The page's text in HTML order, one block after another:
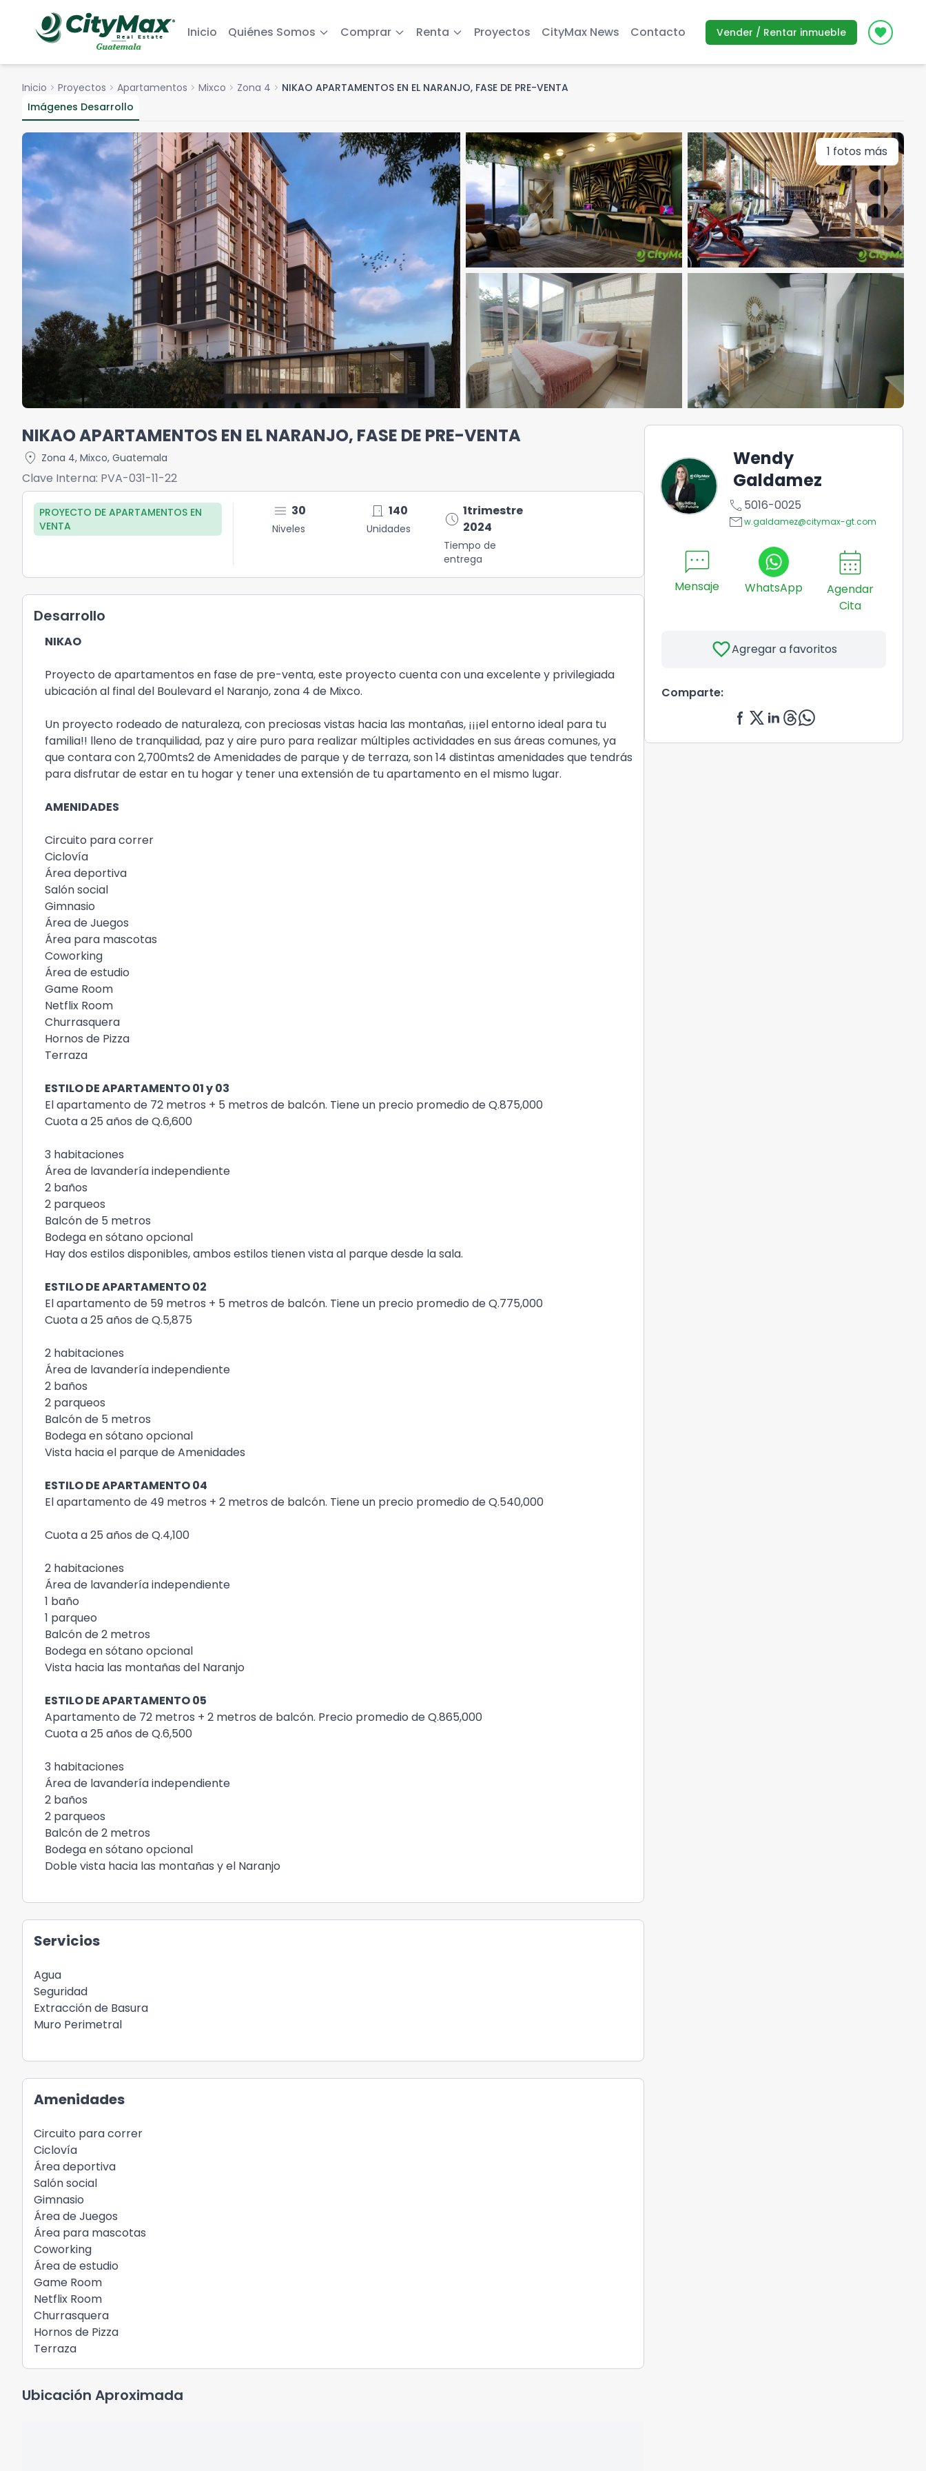
Inicio Quiénes Somos Comprar Renta Proyectos CityMax News Contacto Vender / Rentar inmueble Icon
Inicio chevron_right Proyectos chevron_right Apartamentos chevron_right Mixco chevron_right Zona 4 chevron_right NIKAO APARTAMENTOS EN EL NARANJO, FASE DE PRE-VENTA
Imágenes Desarrollo
1 fotos más
NIKAO APARTAMENTOS EN EL NARANJO, FASE DE PRE-VENTA
location_on Zona 4, Mixco, Guatemala
Clave Interna: PVA-031-11-22
PROYECTO DE APARTAMENTOS EN
VENTA
menu 30
Niveles
door_front 140
Unidades schedule 1trimestre
2024
Tiempo de
entrega
Desarrollo
NIKAO
Proyecto de apartamentos en fase de pre-venta, este proyecto cuenta con una excelente y privilegiada
ubicación al final del Boulevard el Naranjo, zona 4 de Mixco.
Un proyecto rodeado de naturaleza, con preciosas vistas hacia las montañas, ¡¡¡el entorno ideal para tu
familia!! lleno de tranquilidad, paz y aire puro para realizar múltiples actividades en sus áreas comunes, ya
que contara con 2,700mts2 de Amenidades de parque y de terraza, son 14 distintas amenidades que tendrás
para disfrutar de estar en tu hogar y tener una extensión de tu apartamento en el mismo lugar.
AMENIDADES
Circuito para correr
Ciclovía
Área deportiva
Salón social
Gimnasio
Área de Juegos
Área para mascotas
Coworking
Área de estudio
Game Room
Netflix Room
Churrasquera
Hornos de Pizza
Terraza
ESTILO DE APARTAMENTO 01 y 03
El apartamento de 72 metros + 5 metros de balcón. Tiene un precio promedio de Q.875,000
Cuota a 25 años de Q.6,600
3 habitaciones
Área de lavandería independiente
2 baños
2 parqueos
Balcón de 5 metros
Bodega en sótano opcional
Hay dos estilos disponibles, ambos estilos tienen vista al parque desde la sala.
ESTILO DE APARTAMENTO 02
El apartamento de 59 metros + 5 metros de balcón. Tiene un precio promedio de Q.775,000
Cuota a 25 años de Q.5,875
2 habitaciones
Área de lavandería independiente
2 baños
2 parqueos
Balcón de 5 metros
Bodega en sótano opcional
Vista hacia el parque de Amenidades
ESTILO DE APARTAMENTO 04
El apartamento de 49 metros + 2 metros de balcón. Tiene un precio promedio de Q.540,000
Cuota a 25 años de Q.4,100
2 habitaciones
Área de lavandería independiente
1 baño
1 parqueo
Balcón de 2 metros
Bodega en sótano opcional
Vista hacia las montañas del Naranjo
ESTILO DE APARTAMENTO 05
Apartamento de 72 metros + 2 metros de balcón. Precio promedio de Q.865,000
Cuota a 25 años de Q.6,500
3 habitaciones
Área de lavandería independiente
2 baños
2 parqueos
Balcón de 2 metros
Bodega en sótano opcional
Doble vista hacia las montañas y el Naranjo
Servicios
Agua
Seguridad
Extracción de Basura
Muro Perimetral
Amenidades
Circuito para correr
Ciclovía
Área deportiva
Salón social
Gimnasio
Área de Juegos
Área para mascotas
Coworking
Área de estudio
Game Room
Netflix Room
Churrasquera
Hornos de Pizza
Terraza
Ubicación Aproximada
Wendy
Galdamez
call 5016-0025
emailw.galdamez@citymax-gt.com
sms
Mensaje WhatsApp
calendar_month
Agendar
Cita
favoriteAgregar a favoritos
Comparte: